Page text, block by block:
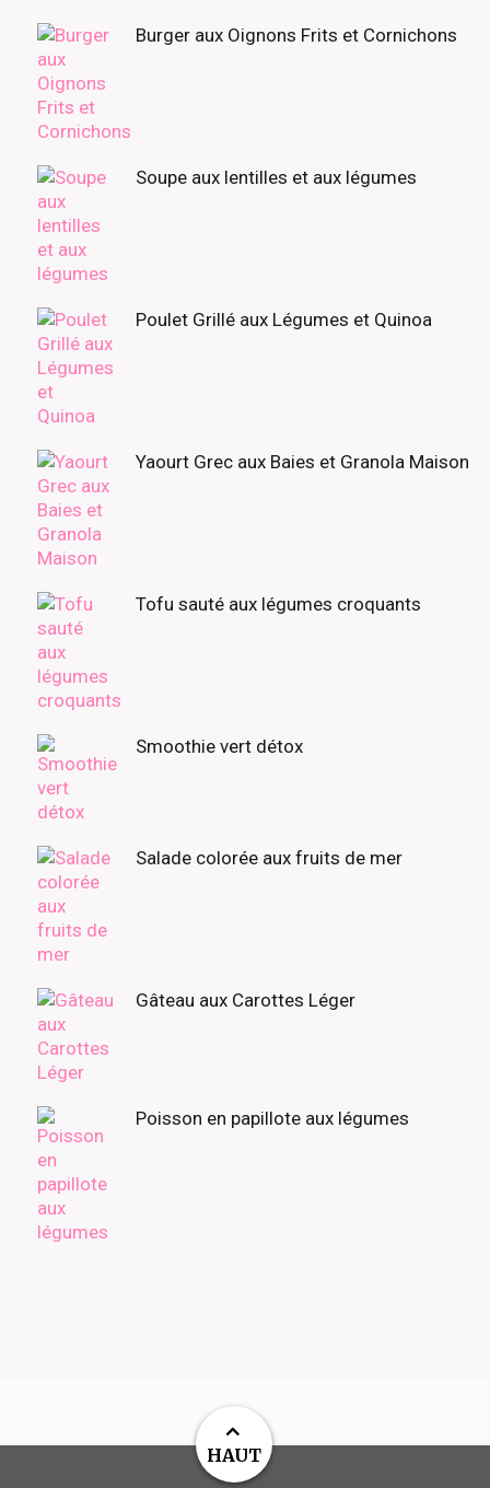
Burger aux Oignons Frits et Cornichons
Soupe aux lentilles et aux légumes
Poulet Grillé aux Légumes et Quinoa
Yaourt Grec aux Baies et Granola Maison
Tofu sauté aux légumes croquants
Smoothie vert détox
Salade colorée aux fruits de mer
Gâteau aux Carottes Léger
Poisson en papillote aux légumes
HAUT